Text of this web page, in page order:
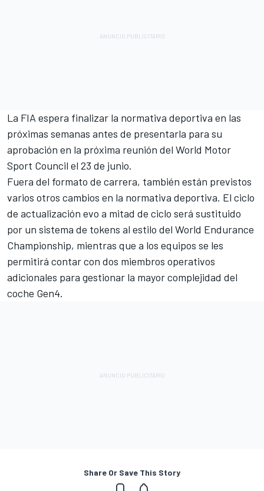
La FIA espera finalizar la normativa deportiva en las
próximas semanas antes de presentarla para su
aprobación en la próxima reunión del World Motor
Sport Council el 23 de junio.
Fuera del formato de carrera, también están previstos
varios otros cambios en la normativa deportiva. El ciclo
de actualización evo a mitad de ciclo será sustituido
por un sistema de tokens al estilo del World Endurance
Championship, mientras que a los equipos se les
permitirá contar con dos miembros operativos
adicionales para gestionar la mayor complejidad del
coche Gen4.
Share Or Save This Story